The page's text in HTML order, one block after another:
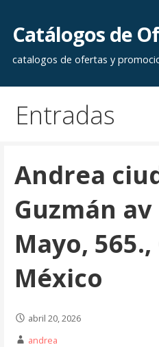
contenido
Catálogos de
catalogos de ofertas y
Entradas
Andrea
Guzmán av
Mayo,
México
abril 20, 2026
andrea